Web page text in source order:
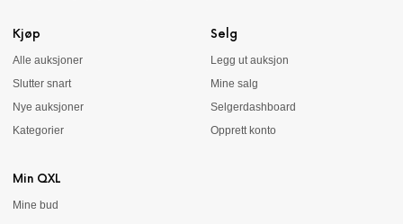
Kjøp
Alle auksjoner
Slutter snart
Nye auksjoner
Kategorier
Selg
Legg ut auksjon
Mine salg
Selgerdashboard
Opprett konto
Min QXL
Mine bud